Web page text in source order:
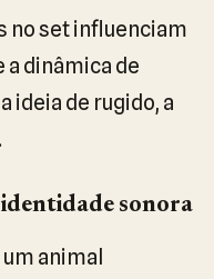
no set influenciam
a dinâmica de
ideia de rugido, a
sonora
animal